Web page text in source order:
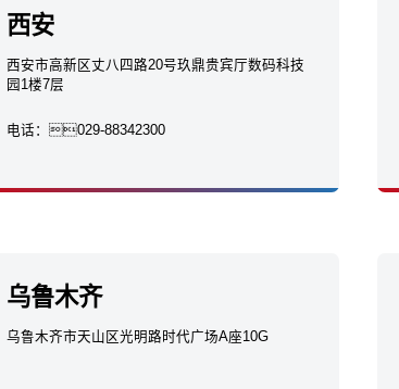
西安
西安市高新区丈八四路20号玖鼎贵宾厅数码科技
园1楼7层
电话：029-88342300
乌鲁木齐
乌鲁木齐市天山区光明路时代广场A座10G